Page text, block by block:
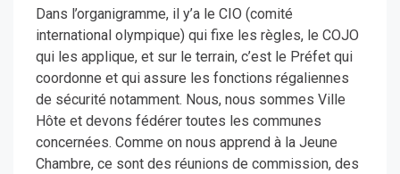
Dans l’organigramme, il y’a le CIO (comité
international olympique) qui fixe les règles, le COJO
qui les applique, et sur le terrain, c’est le Préfet qui
coordonne et qui assure les fonctions régaliennes
de sécurité notamment. Nous, nous sommes Ville
Hôte et devons fédérer toutes les communes
concernées. Comme on nous apprend à la Jeune
Chambre, ce sont des réunions de commission, des